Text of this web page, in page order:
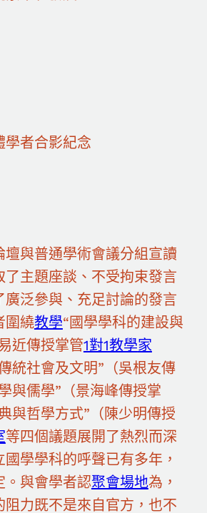
學者合影紀念
壇與普通學術會議分組宣讀
了主題座談、不受拘束發言
廣泛參與、充足討論的發言
圍繞教學“國學學科的建設與
近傳授掌管1對1教學家
統社會及文明”（吳根友傳
與儒學”（景海峰傳授掌
與哲學方式”（陳少明傳授
等四個議題展開了熱烈而深
學學科的呼聲已有多年，
。與會學者認聚會場地為，
阻力既不是來自官方，也不